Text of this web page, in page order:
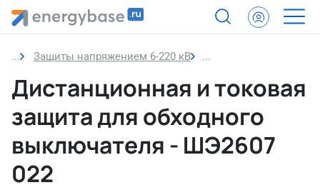
Защиты напряжением 6-220 кВ Дистанционная и
Дистанционная и токовая
защита для обходного
выключателя - ШЭ2607
022